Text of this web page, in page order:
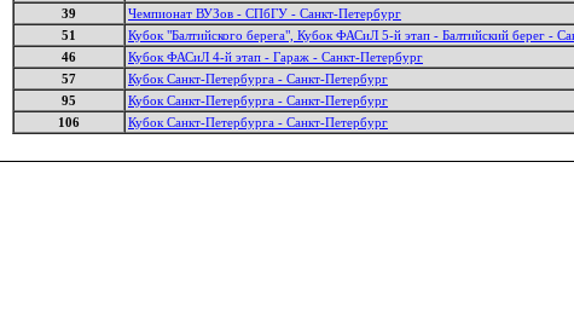
39
Чемпионат ВУЗов - СПбГУ - Санкт-Петербург
51
Кубок "Балтийского берега", Кубок ФАСиЛ 5-й этап - Балтийский берег -
46
Кубок ФАСиЛ 4-й этап - Гараж - Санкт-Петербург
57
Кубок Санкт-Петербурга - Санкт-Петербург
95
Кубок Санкт-Петербурга - Санкт-Петербург
106
Кубок Санкт-Петербурга - Санкт-Петербург